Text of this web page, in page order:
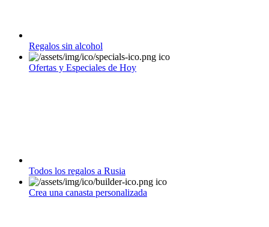
Regalos sin alcohol
Ofertas y Especiales de Hoy
Todos los regalos a Rusia
Crea una canasta personalizada